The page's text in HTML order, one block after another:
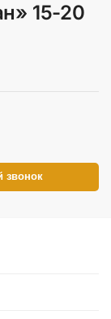
15-20
звонок